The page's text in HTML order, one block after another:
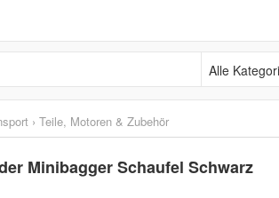
Alle Kategorien
› Teile, Motoren & Zubehör
Minibagger Schaufel Schwarz